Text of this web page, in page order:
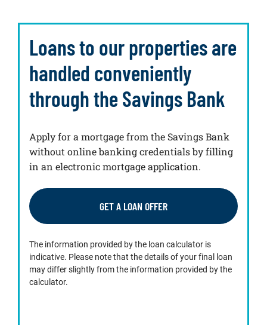
e
m
a
i
Loans to our properties are
handled conveniently
through the Savings Bank
Apply for a mortgage from the Savings Bank
without online banking credentials by filling
in an electronic mortgage application.
GET A LOAN OFFER
The information provided by the loan calculator is
indicative. Please note that the details of your final loan
may differ slightly from the information provided by the
calculator.